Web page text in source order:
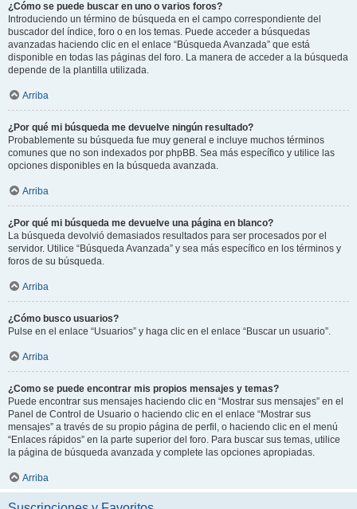
¿Cómo se puede buscar en uno o varios foros?
Introduciendo un término de búsqueda en el campo correspondiente del
buscador del índice, foro o en los temas. Puede acceder a búsquedas
avanzadas haciendo clic en el enlace “Búsqueda Avanzada” que está
disponible en todas las páginas del foro. La manera de acceder a la búsqueda
depende de la plantilla utilizada.
Arriba
¿Por qué mi búsqueda me devuelve ningún resultado?
Probablemente su búsqueda fue muy general e incluye muchos términos
comunes que no son indexados por phpBB. Sea más específico y utilice las
opciones disponibles en la búsqueda avanzada.
Arriba
¿Por qué mi búsqueda me devuelve una página en blanco?
La búsqueda devolvió demasiados resultados para ser procesados por el
servidor. Utilice “Búsqueda Avanzada” y sea más específico en los términos y
foros de su búsqueda.
Arriba
¿Cómo busco usuarios?
Pulse en el enlace “Usuarios” y haga clic en el enlace “Buscar un usuario”.
Arriba
¿Como se puede encontrar mis propios mensajes y temas?
Puede encontrar sus mensajes haciendo clic en “Mostrar sus mensajes” en el
Panel de Control de Usuario o haciendo clic en el enlace “Mostrar sus
mensajes” a través de su propio página de perfil, o haciendo clic en el menú
“Enlaces rápidos” en la parte superior del foro. Para buscar sus temas, utilice
la página de búsqueda avanzada y complete las opciones apropiadas.
Arriba